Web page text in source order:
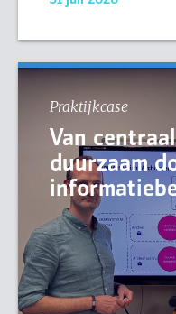
Praktijkcase
Van
duurzaam